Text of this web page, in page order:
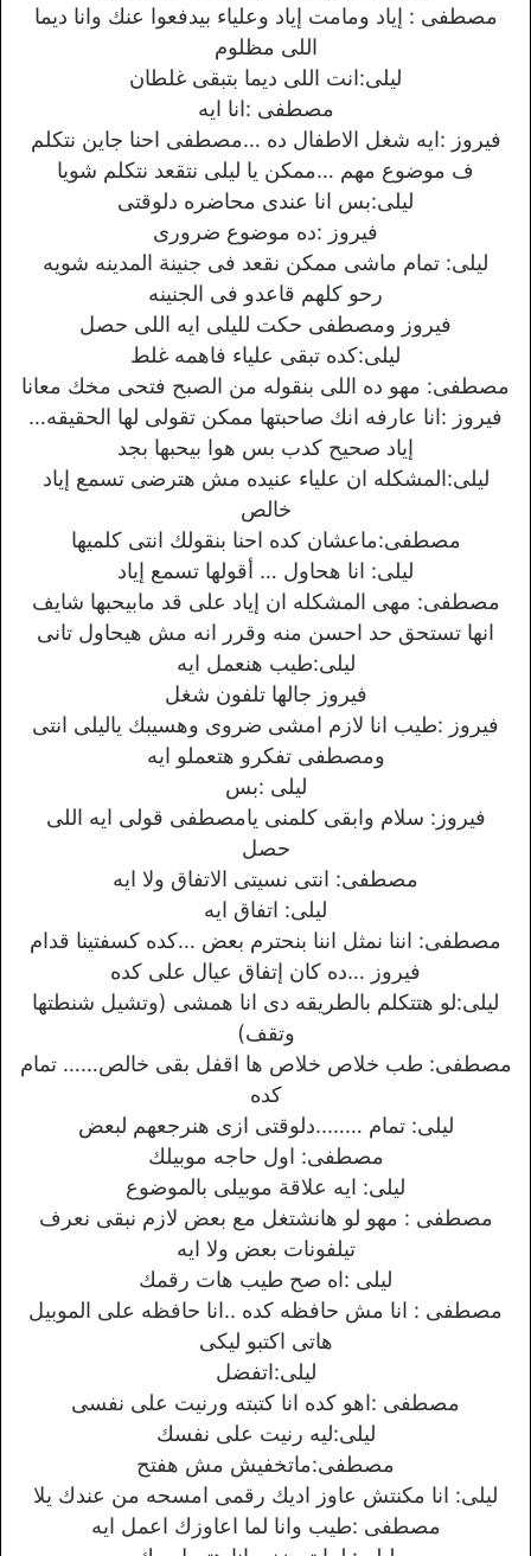
مصطفى : إياد ومامت إياد وعلياء بيدفعوا عنك وانا ديما
اللى مظلوم
ليلى:انت اللى ديما بتبقى غلطان
مصطفى :انا ايه
فيروز :ايه شغل الاطفال ده …مصطفى احنا جاين نتكلم
ف موضوع مهم …ممكن يا ليلى نتقعد نتكلم شويا
ليلى:بس انا عندى محاضره دلوقتى
فيروز :ده موضوع ضرورى
ليلى: تمام ماشى ممكن نقعد فى جنينة المدينه شويه
رحو كلهم قاعدو فى الجنينه
فيروز ومصطفى حكت لليلى ايه اللى حصل
ليلى:كده تبقى علياء فاهمه غلط
مصطفى: مهو ده اللى بنقوله من الصبح فتحى مخك معانا
فيروز :انا عارفه انك صاحبتها ممكن تقولى لها الحقيقه…
إياد صحيح كدب بس هوا بيحبها بجد
ليلى:المشكله ان علياء عنيده مش هترضى تسمع إياد
خالص
مصطفى:ماعشان كده احنا بنقولك انتى كلميها
ليلى: انا هحاول … أقولها تسمع إياد
مصطفى: مهى المشكله ان إياد على قد مابيحبها شايف
انها تستحق حد احسن منه وقرر انه مش هيحاول تانى
ليلى:طيب هنعمل ايه
فيروز جالها تلفون شغل
فيروز :طيب انا لازم امشى ضروى وهسيبك ياليلى انتى
ومصطفى تفكرو هتعملو ايه
ليلى :بس
فيروز: سلام وابقى كلمنى يامصطفى قولى ايه اللى
حصل
مصطفى: انتى نسيتى الاتفاق ولا ايه
ليلى: اتفاق ايه
مصطفى: اننا نمثل اننا بنحترم بعض …كده كسفتينا قدام
فيروز …ده كان إتفاق عيال على كده
ليلى:لو هتتكلم بالطريقه دى انا همشى (وتشيل شنطتها
وتقف)
مصطفى: طب خلاص خلاص ها اقفل بقى خالص…… تمام
كده
ليلى: تمام ……..دلوقتى ازى هنرجعهم لبعض
مصطفى: اول حاجه موبيلك
ليلى: ايه علاقة موبيلى بالموضوع
مصطفى : مهو لو هانشتغل مع بعض لازم نبقى نعرف
تيلفونات بعض ولا ايه
ليلى :اه صح طيب هات رقمك
مصطفى : انا مش حافظه كده ..انا حافظه على الموبيل
هاتى اكتبو ليكى
ليلى:اتفضل
مصطفى :اهو كده انا كتبته ورنيت على نفسى
ليلى:ليه رنيت على نفسك
مصطفى:ماتخفيش مش هفتح
ليلى: انا مكنتش عاوز اديك رقمى امسحه من عندك يلا
مصطفى :طيب وانا لما اعاوزك اعمل ايه